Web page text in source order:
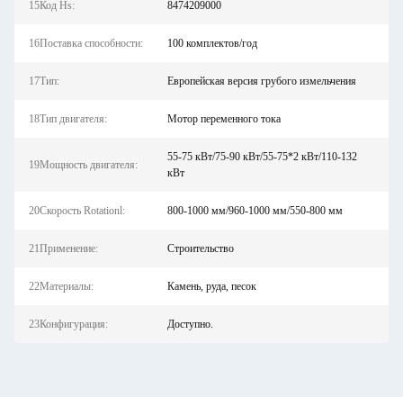
15Код Hs: 8474209000
16Поставка способности: 100 комплектов/год
17Тип: Европейская версия грубого измельчения
18Тип двигателя: Мотор переменного тока
19Мощность двигателя:
55-75 кВт/75-90 кВт/55-75*2 кВт/110-132
кВт
20Скорость Rotationl: 800-1000 мм/960-1000 мм/550-800 мм
21Применение: Строительство
22Материалы: Камень, руда, песок
23Конфигурация: Доступно.